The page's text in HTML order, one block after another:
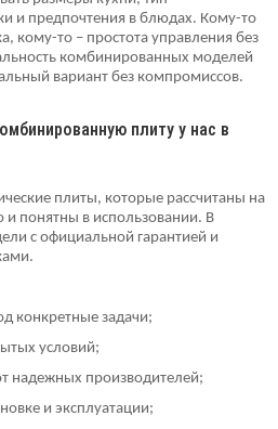
и предпочтения в блюдах. Кому-то
кому-то – простота управления без
комбинированных моделей
вариант без компромиссов.
плиту у нас в
плиты, которые рассчитаны на
и понятны в использовании. В
с официальной гарантией и
конкретные задачи;
условий;
надежных производителей;
и эксплуатации;